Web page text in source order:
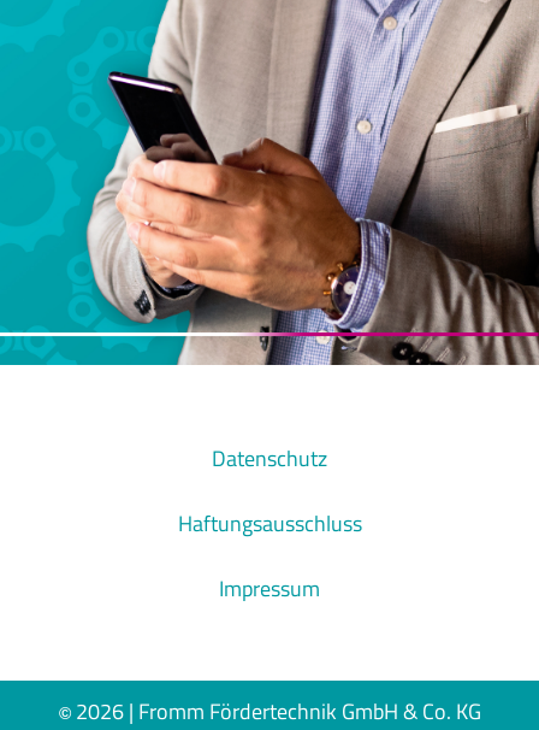
Datenschutz
Haftungsausschluss
Impressum
©2026 | Fromm Fördertechnik GmbH & Co. KG